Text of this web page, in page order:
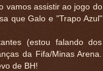
vamos assistir ao jogo do
que Galo e "Trapo Azul"
(estou falando dos
da Fifa/Minas Arena.
de BH!